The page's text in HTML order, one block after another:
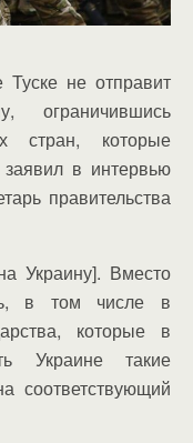
не отправит
ограничившись
стран, которые
в интервью
правительства
Украину]. Вместо
в том числе в
которые в
Украине такие
соответствующий